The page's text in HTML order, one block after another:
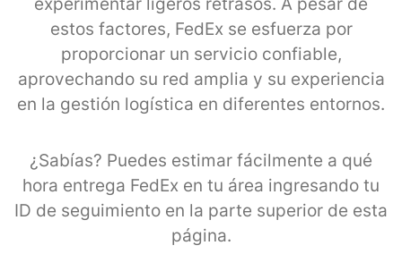
estos factores, FedEx se esfuerza por
proporcionar un servicio confiable,
aprovechando su red amplia y su experiencia
en la gestión logística en diferentes entornos.
¿Sabías? Puedes estimar fácilmente a qué
hora entrega FedEx en tu área ingresando tu
ID de seguimiento en la parte superior de esta
página.